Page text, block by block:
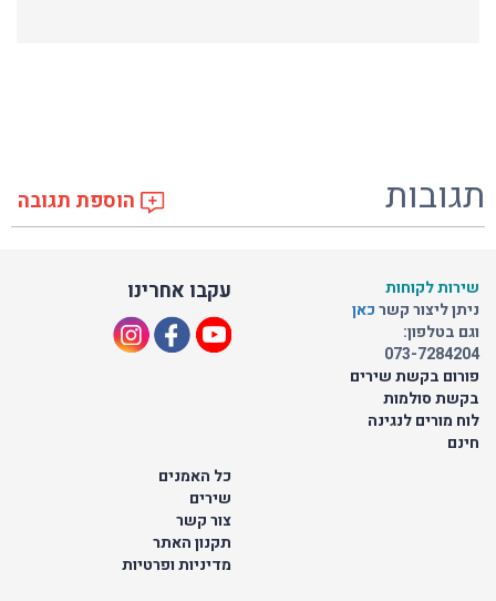
תגובות הוספת תגובה
עקבו אחרינו
שירות לקוחות
ניתן ליצור קשרכאן
וגם בטלפון:
073-7284204
פורום בקשת שירים
בקשת סולמות
לוח מורים לנגינה
חינם
כל האמנים
שירים
צור קשר
תקנון האתר
מדיניות ופרטיות